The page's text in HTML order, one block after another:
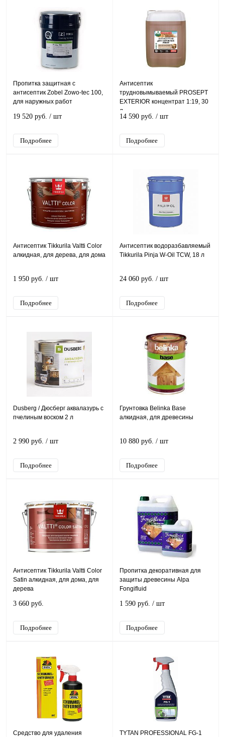
Пропитка защитная с
антисептик Zobel Zowo-tec 100,
для наружных работ
19 520 руб. / шт
Подробнее
Антисептик
трудновымываемый PROSEPT
EXTERIOR концентрат 1:19, 30
л
14 590 руб. / шт
Подробнее
Антисептик Tikkurila Valtti Color
алкидная, для дерева, для дома
1 950 руб. / шт
Подробнее
Антисептик водоразбавляемый
Tikkurila Pinja W-Oil TCW, 18 л
24 060 руб. / шт
Подробнее
Dusberg / Дюсберг аквалазурь с
пчелиным воском 2 л
2 990 руб. / шт
Подробнее
Грунтовка Belinka Base
алкидная, для древесины
10 880 руб. / шт
Подробнее
Антисептик Tikkurila Valtti Color
Satin алкидная, для дома, для
дерева
3 660 руб.
Подробнее
Пропитка декоративная для
защиты древесины Alpa
Fongifluid
1 590 руб. / шт
Подробнее
Средство для удаления
TYTAN PROFESSIONAL FG-1